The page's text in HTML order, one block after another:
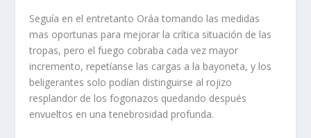
Seguí­a en el entretanto Oráa tomando las medidas
mas oportunas para mejorar la crí­tica situa­ción de las
tropas, pero el fuego cobraba cada vez mayor
incremento, repetí­anse las cargas a la bayoneta, y los
beligerantes solo podí­an distinguirse al rojizo
resplandor de los fogonazos quedando después
envueltos en una tenebrosidad profunda.